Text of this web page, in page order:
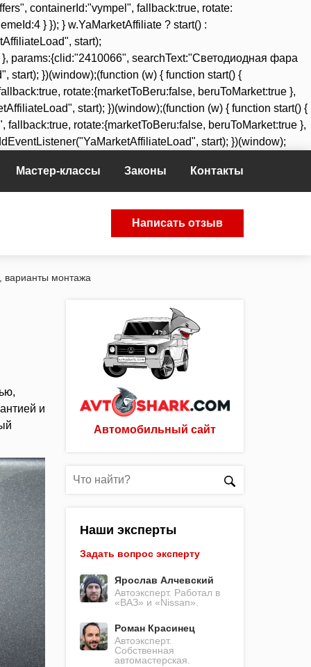
containerId:"vympel", fallback:true, rotate:
} }); } w.YaMarketAffiliate ? start() :
start);
params:{clid:"2410066", searchText:"Светодиодная фара
start); })(window);(function (w) { function start() {
rotate:{marketToBeru:false, beruToMarket:true },
start); })(window);(function (w) { function start() {
rotate:{marketToBeru:false, beruToMarket:true },
start); })(window);
Мастер-классы Законы Контакты
Написать отзыв
варианты монтажа
и
Автомобильный сайт
Наши эксперты
Задать вопрос эксперту
Ярослав Алчевский
Автоэксперт. Работал в
«ВАЗ» и «Nissan».
Роман Красинец
Автоэксперт.
Собственная
автомастерская.